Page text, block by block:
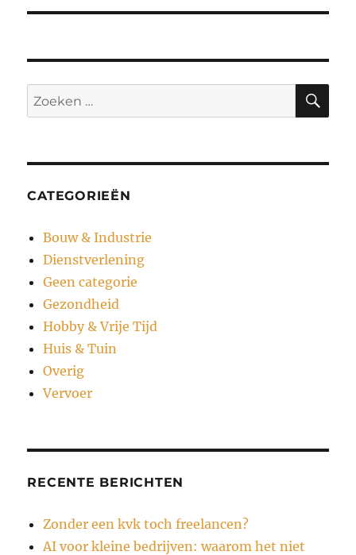
Zoeken
naar:
CATEGORIEËN
Bouw & Industrie
Dienstverlening
Geen categorie
Gezondheid
Hobby & Vrije Tijd
Huis & Tuin
Overig
Vervoer
RECENTE BERICHTEN
Zonder een kvk toch freelancen?
AI voor kleine bedrijven: waarom het niet